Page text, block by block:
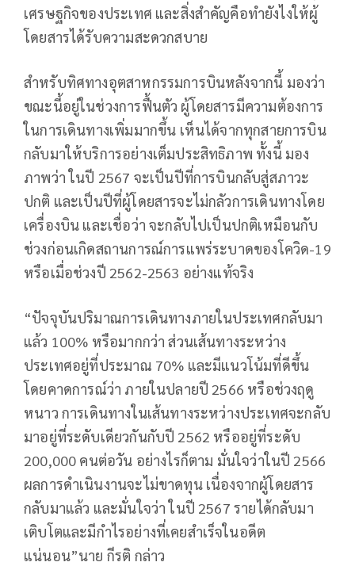
เศรษฐกิจของประเทศ และสิ่งสำคัญคือทำยังไงให้ผู้
โดยสารได้รับความสะดวกสบาย
สำหรับทิศทางอุตสาหกรรมการบินหลังจากนี้ มองว่า
ขณะนี้อยู่ในช่วงการฟื้นตัว ผู้โดยสารมีความต้องการ
ในการเดินทางเพิ่มมากขึ้น เห็นได้จากทุกสายการบิน
กลับมาให้บริการอย่างเต็มประสิทธิภาพ ทั้งนี้ มอง
ภาพว่า ในปี 2567 จะเป็นปีที่การบินกลับสู่สภาวะ
ปกติ และเป็นปีที่ผู้โดยสารจะไม่กลัวการเดินทางโดย
เครื่องบิน และเชื่อว่า จะกลับไปเป็นปกติเหมือนกับ
ช่วงก่อนเกิดสถานการณ์การแพร่ระบาดของโควิด-19
หรือเมื่อช่วงปี 2562-2563 อย่างแท้จริง
“ปัจจุบันปริมาณการเดินทางภายในประเทศกลับมา
แล้ว 100% หรือมากกว่า ส่วนเส้นทางระหว่าง
ประเทศอยู่ที่ประมาณ 70% และมีแนวโน้มที่ดีขึ้น
โดยคาดการณ์ว่า ภายในปลายปี 2566 หรือช่วงฤดู
หนาว การเดินทางในเส้นทางระหว่างประเทศจะกลับ
มาอยู่ที่ระดับเดียวกันกับปี 2562 หรืออยู่ที่ระดับ
200,000 คนต่อวัน อย่างไรก็ตาม มั่นใจว่าในปี 2566
ผลการดำเนินงานจะไม่ขาดทุน เนื่องจากผู้โดยสาร
กลับมาแล้ว และมั่นใจว่า ในปี 2567 รายได้กลับมา
เติบโตและมีกำไรอย่างที่เคยสำเร็จในอดีต
แน่นอน”นาย กีรติ กล่าว